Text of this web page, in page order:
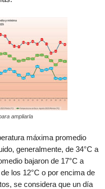
ampliarla
máxima promedio
generalmente, de 34°C a
bajaron de 17°C a
los 12°C o por encima de
se considera que un día